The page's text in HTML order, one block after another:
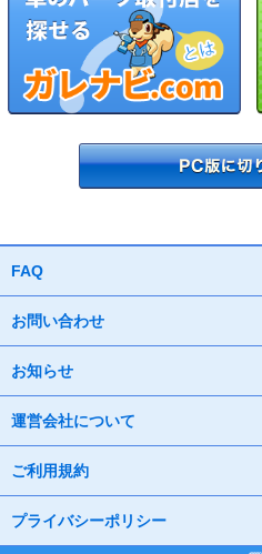
FAQ
お問い合わせ
お知らせ
運営会社について
ご利用規約
プライバシーポリシー